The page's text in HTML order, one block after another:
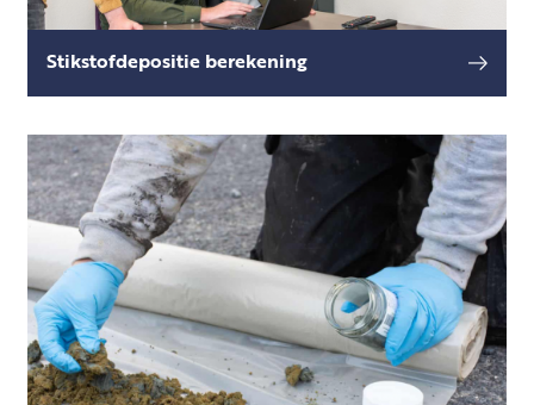
Stikstofdepositie berekening
essentieel hulpmiddel bij het beoordelen van
de impact van (bedrijfs)activiteiten op Natura
2000-gebieden en